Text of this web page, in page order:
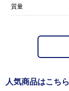
質量
人気商品はこちら